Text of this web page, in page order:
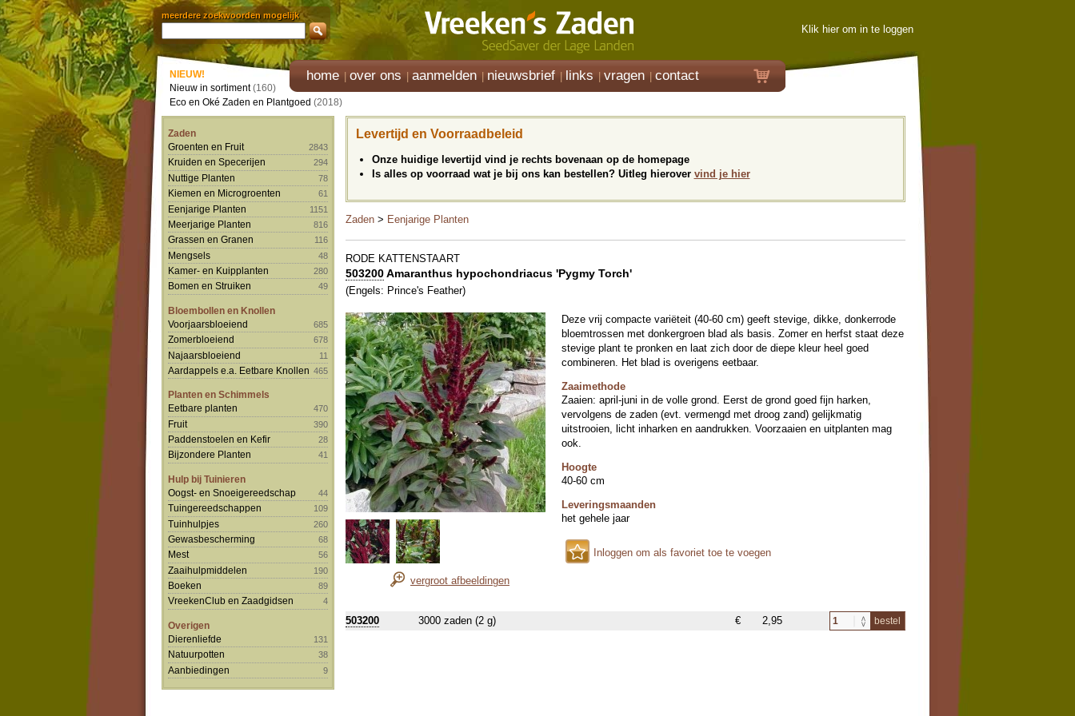
meerdere zoekwoorden mogelijk
Klik hier om in te loggen
home over ons aanmelden nieuwsbrief links vragen contact
NIEUW!
Nieuw in sortiment(160)
Eco en Oké Zaden en Plantgoed (2018)
Zaden
Groenten en Fruit
2843
Kruiden en Specerijen 294
Nuttige Planten 78
Kiemen en Microgroenten 61
Eenjarige Planten 1151
Meerjarige Planten 816
Grassen en Granen 116
Mengsels 48
Kamer- en Kuipplanten 280
Bomen en Struiken 49
Bloembollen en Knollen
Voorjaarsbloeiend
685
Zomerbloeiend 678
Najaarsbloeiend 11
Aardappels e.a. Eetbare Knollen 465
Planten en Schimmels
Eetbare planten
470
Fruit 390
Paddenstoelen en Kefir 28
Bijzondere Planten 41
Hulp bij Tuinieren
Oogst- en Snoeigereedschap
44
Tuingereedschappen 109
Tuinhulpjes 260
Gewasbescherming 68
Mest 56
Zaaihulpmiddelen 190
Boeken 89
VreekenClub en Zaadgidsen 4
Overigen
Dierenliefde
131
Natuurpotten 38
Aanbiedingen 9
Levertijd en Voorraadbeleid
Onze huidige levertijd vind je rechts bovenaan op de homepage
Is alles op voorraad wat je bij ons kan bestellen? Uitleg hierover vind je hier
Zaden > Eenjarige Planten
RODE KATTENSTAART
503200Amaranthus hypochondriacus 'Pygmy Torch'
(Engels: Prince's Feather)
vergroot afbeeldingen
Deze vrij compacte variëteit (40-60 cm) geeft stevige, dikke, donkerrode
bloemtrossen met donkergroen blad als basis. Zomer en herfst staat deze
stevige plant te pronken en laat zich door de diepe kleur heel goed
combineren. Het blad is overigens eetbaar.
Zaaimethode
Zaaien: april-juni in de volle grond. Eerst de grond goed fijn harken,
vervolgens de zaden (evt. vermengd met droog zand) gelijkmatig
uitstrooien, licht inharken en aandrukken. Voorzaaien en uitplanten mag
ook.
Hoogte
40-60 cm
Leveringsmaanden
het gehele jaar
Inloggen om als favoriet toe te voegen
503200 3000 zaden (2 g) € 2,95 bestel